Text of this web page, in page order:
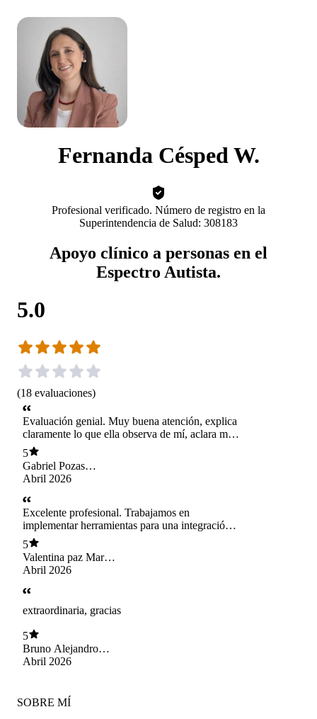
Fernanda Césped W.
Profesional verificado. Número de registro en la
Superintendencia de Salud: 308183
Apoyo clínico a personas en el
Espectro Autista.
5.0
(18 evaluaciones)
Evaluación genial. Muy buena atención, explica
claramente lo que ella observa de mí, aclara mis
dudas y orienta con ejemplos concretos.
5
Gabriel Pozas
Flandez
Abril 2026
Excelente profesional. Trabajamos en
implementar herramientas para una integración
sensorial personalizada a lo que necesitaba. Muy
contenta por su disposición y atención!
5
Valentina paz Marín
Martínez
Abril 2026
extraordinaria, gracias
5
Bruno Alejandro
Hermosilla
Abril 2026
SOBRE MÍ